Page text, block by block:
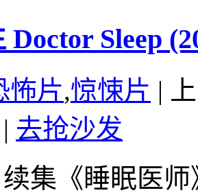
Doctor Sleep
怖片,惊悚片 |
| 去抢沙发
续集《睡眠医